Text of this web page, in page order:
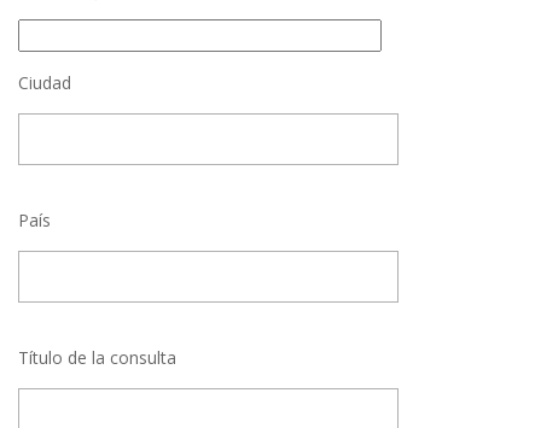
Ciudad
País
Título de la consulta